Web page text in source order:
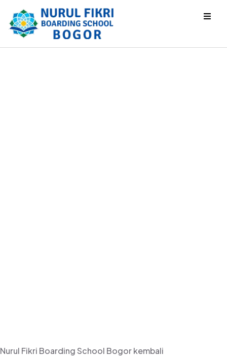
Nurul Fikri Boarding School Bogorkembali